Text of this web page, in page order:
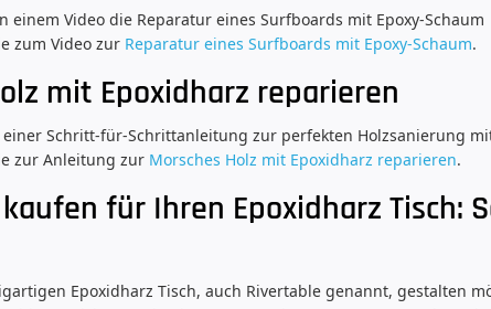
einem Video die Reparatur eines Surfboards mit Epoxy-Schaum
zum Video zur Reparatur eines Surfboards mit Epoxy-Schaum.
mit Epoxidharz reparieren
einer Schritt-für-Schrittanleitung zur perfekten Holzsanierung
zur Anleitung zur Morsches Holz mit Epoxidharz reparieren.
für Ihren Epoxidharz Tisch:
Epoxidharz Tisch, auch Rivertable genannt, gestalten